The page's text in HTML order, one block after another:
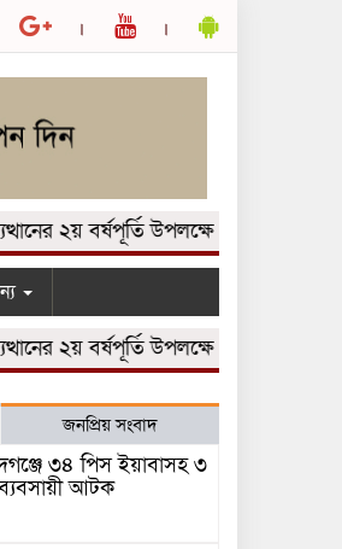
২য় বর্ষপূর্তি উপলক্ষে আলোচনা সভা
২য় বর্ষপূর্তি উপলক্ষে আলোচনা সভা
জনপ্রিয় সংবাদ
৩৪ পিস ইয়াবাসহ ৩
আটক